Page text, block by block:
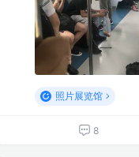
照片展览馆
8